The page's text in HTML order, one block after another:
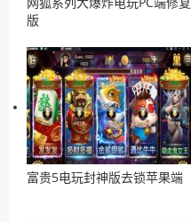
版
富贵5电玩封神版去锁苹果端